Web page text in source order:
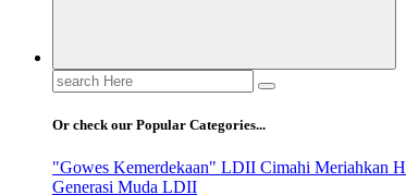
Search
for:
Or check our Popular Categories...
"Gowes Kemerdekaan" LDII Cimahi Meriahkan
Generasi Muda LDII